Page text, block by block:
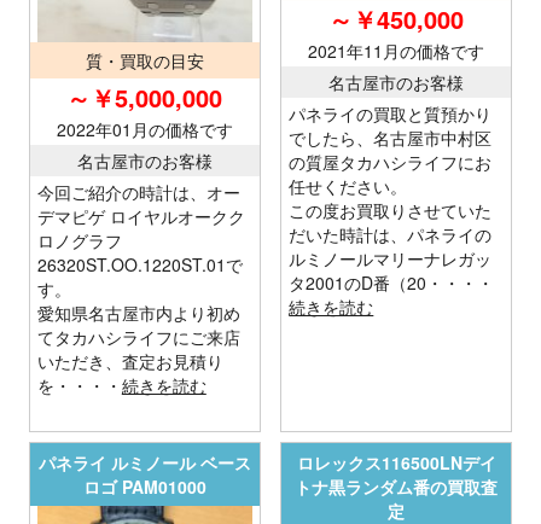
質・買取の目安
～￥5,000,000
2022年01月の価格です
名古屋市のお客様
今回ご紹介の時計は、オー
デマピゲ ロイヤルオークク
ロノグラフ
26320ST.OO.1220ST.01で
す。
愛知県名古屋市内より初め
てタカハシライフにご来店
いただき、査定お見積り
を・・・・ 続きを読む
～￥450,000
2021年11月の価格です
名古屋市のお客様
パネライの買取と質預かり
でしたら、名古屋市中村区
の質屋タカハシライフにお
任せください。
この度お買取りさせていた
だいた時計は、パネライの
ルミノールマリーナレガッ
タ2001のD番（20・・・・
続きを読む
パネライ ルミノール ベース
ロゴ PAM01000
ロレックス116500LNデイ
トナ黒ランダム番の買取査
定